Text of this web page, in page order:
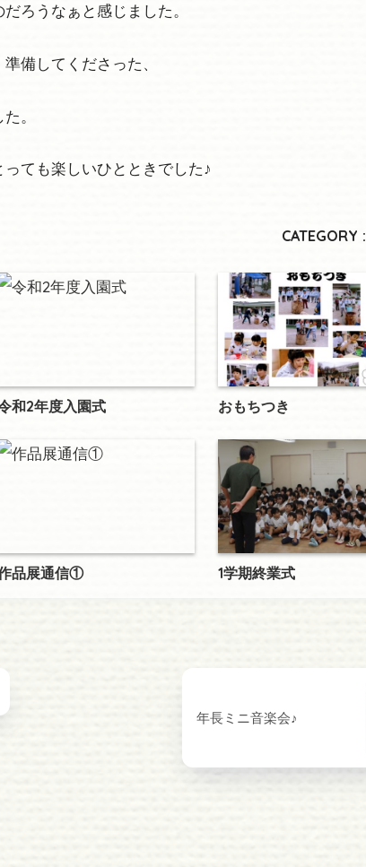
ろうなぁと感じました。
備してくださった、
。
ても楽しいひとときでした♪
CATEGORY :
和2年度入園式 おもちつき
品展通信① 1学期終業式
年長ミニ音楽会♪